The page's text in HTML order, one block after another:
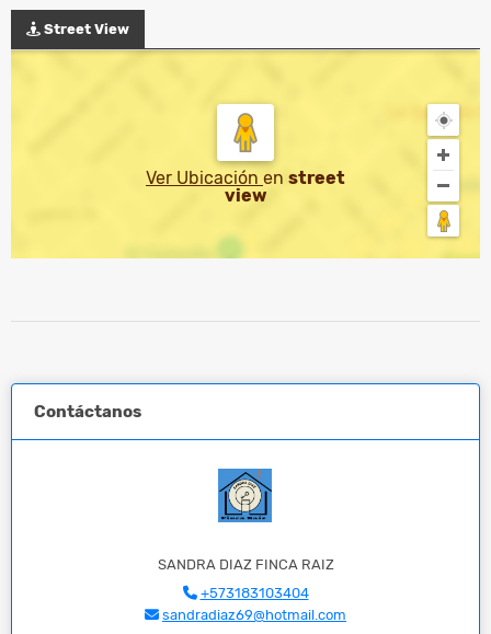
Street View
Ver Ubicación en street
view
Contáctanos
SANDRA DIAZ FINCA RAIZ
+573183103404
sandradiaz69@hotmail.com